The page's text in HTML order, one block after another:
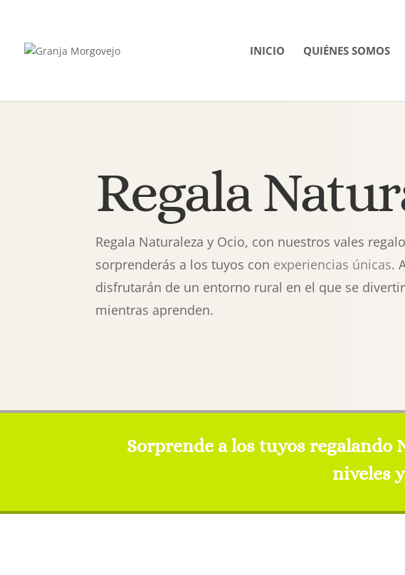
INICIO QUIÉNES SOMOS
Regala
Regala Naturaleza y Ocio, con nuestros vales regalo
sorprenderás a los tuyos con experiencias únicas.
disfrutarán de un entorno rural en el que se
mientras aprenden.
Sorprende a los tuyos regalando
niveles